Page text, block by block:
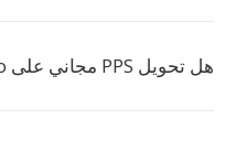
هل تحويل PPS مجاني على convertio.co؟